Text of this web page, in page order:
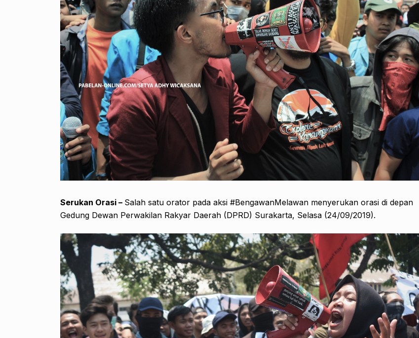
Serukan Orasi – Salah satu orator pada aksi #BengawanMelawan menyerukan orasi di depan
Gedung Dewan Perwakilan Rakyar Daerah (DPRD) Surakarta, Selasa (24/09/2019).